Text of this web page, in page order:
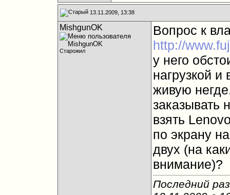
13.11.2009, 13:38
MishgunOK
Старожил
Вопрос к
http://
у него
нагрузкой
живую
заказывать
взять
по экрану
двух (на
внимание)?
Последний